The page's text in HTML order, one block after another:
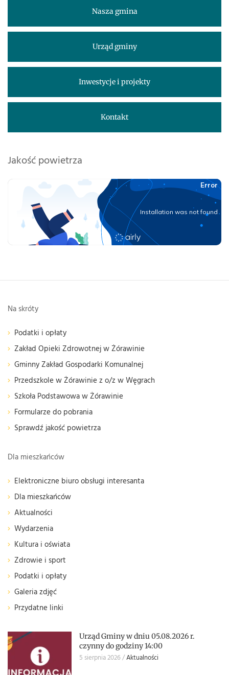
Nasza gmina
Urząd gminy
Inwestycje i projekty
Kontakt
Jakość powietrza
Na skróty
Podatki i opłaty
Zakład Opieki Zdrowotnej w Żórawinie
Gminny Zakład Gospodarki Komunalnej
Przedszkole w Żórawinie z o/z w Węgrach
Szkoła Podstawowa w Żórawinie
Formularze do pobrania
Sprawdź jakość powietrza
Dla mieszkańców
Elektroniczne biuro obsługi interesanta
Dla mieszkańców
Aktualności
Wydarzenia
Kultura i oświata
Zdrowie i sport
Podatki i opłaty
Galeria zdjęć
Przydatne linki
Urząd Gminy w dniu 05.08.2026 r.
czynny do godziny 14:00
5 sierpnia 2026 Aktualności